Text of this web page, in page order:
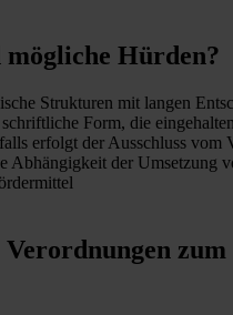
mögliche Hürden?
Strukturen mit langen
schriftliche Form, die
erfolgt der Ausschluss vom
Abhängigkeit der Umsetzung
Verordnungen